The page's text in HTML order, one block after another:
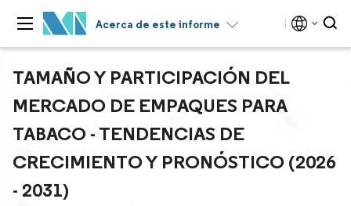
Acerca de este informe
TAMAÑO Y PARTICIPACIÓN DEL
MERCADO DE EMPAQUES PARA
TABACO - TENDENCIAS DE
CRECIMIENTO Y PRONÓSTICO (2026
- 2031)